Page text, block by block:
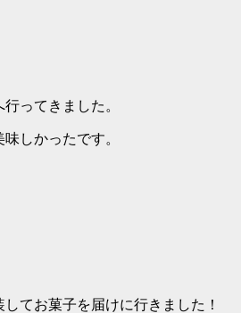
ってきました。
しかったです。
てお菓子を届けに行きました！